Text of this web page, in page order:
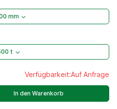
mm
t
Verfügbarkeit:Auf Anfrage
In den Warenkorb